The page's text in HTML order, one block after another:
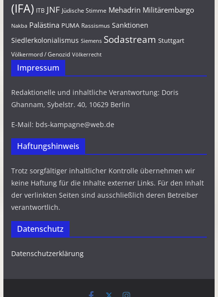
(IFA) ITB JNF Jüdische Stimme Mehadrin Militärembargo
Nakba Palästina PUMA Rassismus Sanktionen
Siedlerkolonialismus Siemens Sodastream Stuttgart
Völkermord / Genozid Völkerrecht
Impressum
Redaktionelle und inhaltliche Verantwortung: Doris
Ghannam, Sybelstr. 40, 10629 Berlin
E-Mail: bds-kampagne@web.de
Haftungshinweis
Trotz sorgfältiger inhaltlicher Kontrolle übernehmen wir
keine Haftung für die Inhalte externer Links. Für den Inhalt
der verlinkten Seiten sind ausschließlich deren Betreiber
verantwortlich.
Datenschutz
Datenschutzerklärung